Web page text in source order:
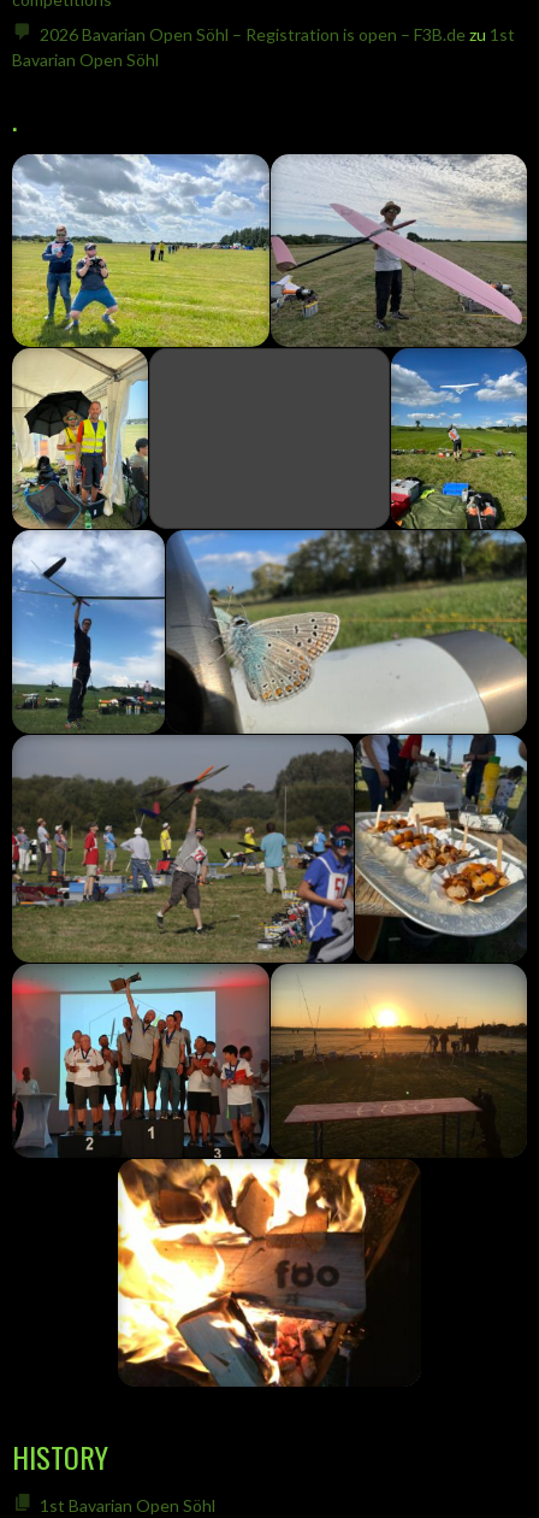
2026 Bavarian Open Söhl – Registration is open – F3B.de zu 1st
Bavarian Open Söhl
.
HISTORY
1st Bavarian Open Söhl